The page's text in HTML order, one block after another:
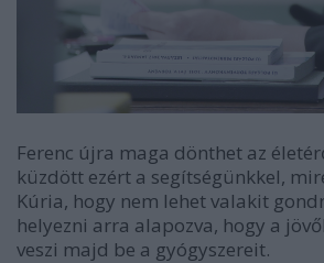
Ferenc újra maga dönthet az
küzdött ezért a segítségünkkel,
Kúria, hogy nem lehet valakit
helyezni arra alapozva, hogy a
veszi majd be a gyógyszereit.